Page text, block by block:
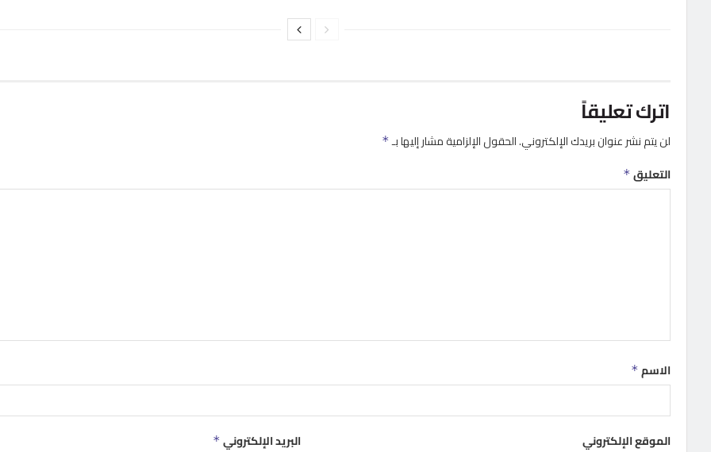
اترك تعليقاً
لن يتم نشر عنوان بريدك الإلكتروني.الحقول الإلزامية مشار إليها بـ *
التعليق *
الاسم *
البريد الإلكتروني * الموقع الإلكتروني